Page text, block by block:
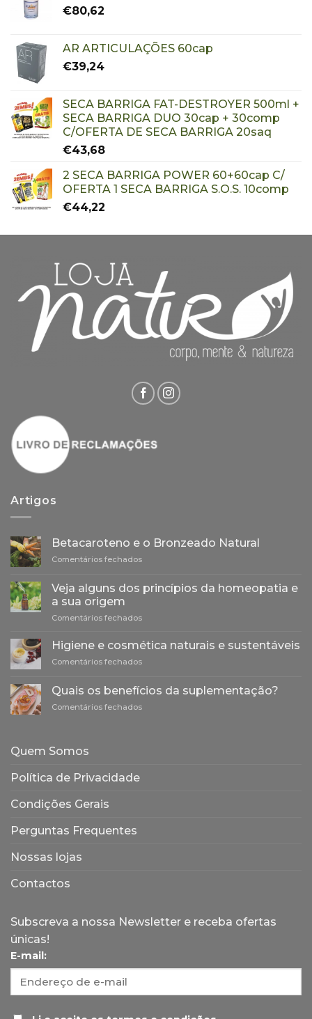
€80,62
AR ARTICULAÇÕES 60cap
€39,24
SECA BARRIGA FAT-DESTROYER 500ml +
SECA BARRIGA DUO 30cap + 30comp
C/OFERTA DE SECA BARRIGA 20saq
€43,68
2 SECA BARRIGA POWER 60+60cap C/
OFERTA 1 SECA BARRIGA S.O.S. 10comp
€44,22
Artigos
Betacaroteno e o Bronzeado Natural
Comentários fechadosem
o
Natural
Veja alguns dos princípios da homeopatia e
a sua origem
Comentários fechadosem
alguns
princípios
homeopatia
a
Higiene e cosmética naturais e sustentáveis
Comentários fechadosem
cosmética
naturais
Quais os benefícios da suplementação?
Comentários fechadosem
Quem Somos
Política de Privacidade
Condições Gerais
Perguntas Frequentes
Nossas lojas
Contactos
Subscreva a nossa Newsletter e receba ofertas
únicas!
E-mail: